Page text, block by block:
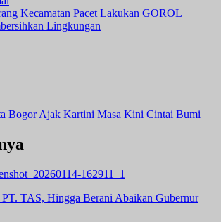
Kecamatan Pacet Lakukan GOROL
Lingkungan
Bogor Ajak Kartini Masa Kini Cintai Bumi
PT. TAS, Hingga Berani Abaikan Gubernur